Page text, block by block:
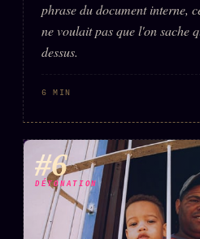
phrase du document interne,
ne voulait pas que l'on sache
dessus.
6 MIN
#6
DÉTONATION